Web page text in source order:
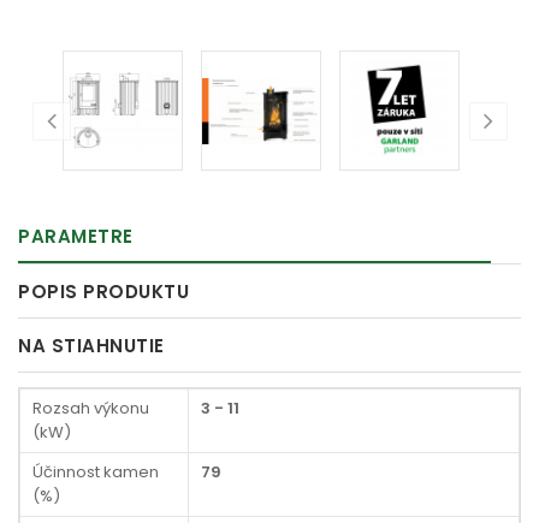
PARAMETRE
POPIS PRODUKTU
NA STIAHNUTIE
Rozsah výkonu
(kW)
3 - 11
Účinnost kamen
(%)
79